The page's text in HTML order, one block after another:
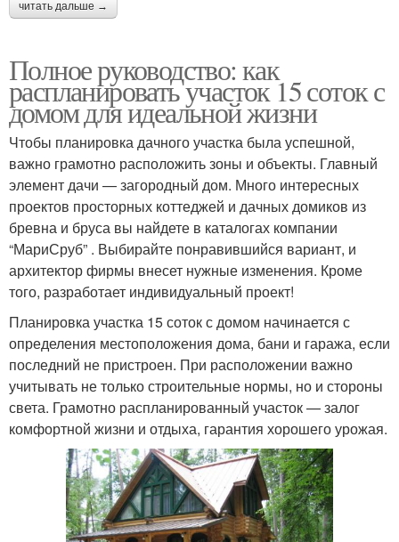
читать дальше →
Полное руководство: как
распланировать участок 15 соток с
домом для идеальной жизни
Чтобы планировка дачного участка была успешной,
важно грамотно расположить зоны и объекты. Главный
элемент дачи — загородный дом. Много интересных
проектов просторных коттеджей и дачных домиков из
бревна и бруса вы найдете в каталогах компании
“МариСруб” . Выбирайте понравившийся вариант, и
архитектор фирмы внесет нужные изменения. Кроме
того, разработает индивидуальный проект!
Планировка участка 15 соток с домом начинается с
определения местоположения дома, бани и гаража, если
последний не пристроен. При расположении важно
учитывать не только строительные нормы, но и стороны
света. Грамотно распланированный участок — залог
комфортной жизни и отдыха, гарантия хорошего урожая.